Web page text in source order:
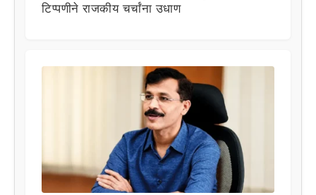
टिप्पणीने राजकीय चर्चांना उधाण